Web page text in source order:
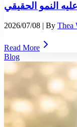
النمو الحقيقي
2026/07/08 | By Thea
Read More
Blog